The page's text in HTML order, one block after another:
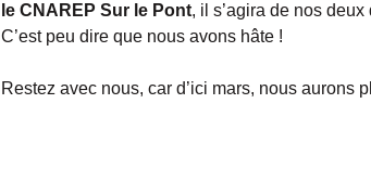
le CNAREP Sur le Pont, il s’agira de nos
C’est peu dire que nous avons hâte !
Restez avec nous, car d’ici mars, nous aurons